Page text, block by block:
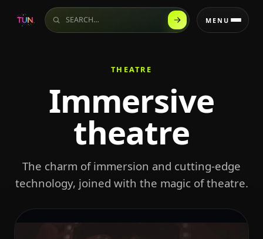
Search the website MENU
THEATRE
Immersive
theatre
The charm of immersion and cutting-edge
technology, joined with the magic of theatre.